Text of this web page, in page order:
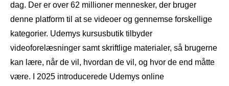
dag. Der er over 62 millioner mennesker, der bruger
denne platform til at se videoer og gennemse forskellige
kategorier. Udemys kursusbutik tilbyder
videoforelæsninger samt skriftlige materialer, så brugerne
kan lære, når de vil, hvordan de vil, og hvor de end måtte
være. I 2025 introducerede Udemys online